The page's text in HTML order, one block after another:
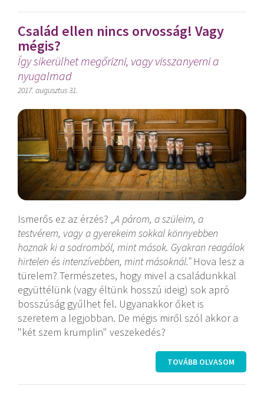
Család ellen nincs orvosság! Vagy
mégis?
Így sikerülhet megőrizni, vagy visszanyerni a
nyugalmad
2017. augusztus 31.
Ismerős ez az érzés? „A párom, a szüleim, a
testvérem, vagy a gyerekeim sokkal könnyebben
hoznak ki a sodromból, mint mások. Gyakran reagálok
hirtelen és intenzívebben, mint másoknál.” Hova lesz a
türelem? Természetes, hogy mivel a családunkkal
együttélünk (vagy éltünk hosszú ideig) sok apró
bosszúság gyűlhet fel. Ugyanakkor őket is
szeretem a legjobban. De mégis miről szól akkor a
"két szem krumplin" veszekedés?
TOVÁBB OLVASOM